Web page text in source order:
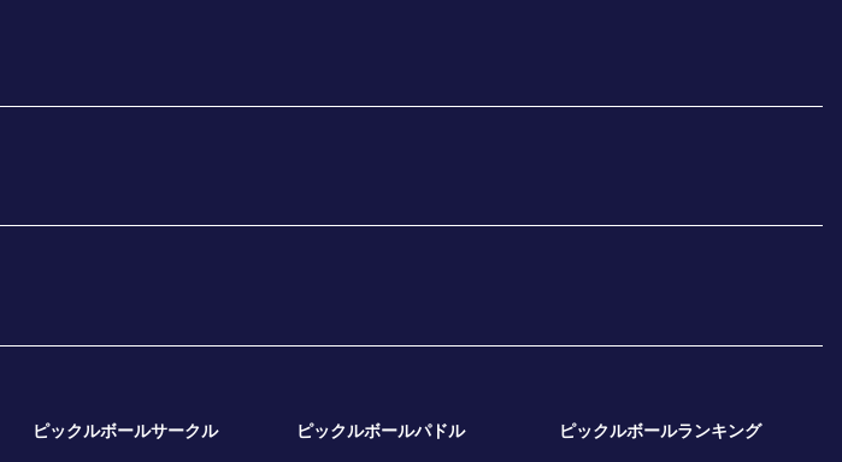
ピックルボールサークル ピックルボールパドル ピックルボールランキング